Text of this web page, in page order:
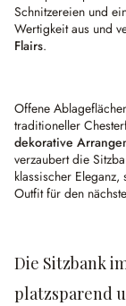
Schnitzereien und
Wertigkeit aus und
Flairs.
Offene
traditioneller
dekorative
verzaubert die
klassischer
Outfit für den
Die Sitzbank
platzsparend